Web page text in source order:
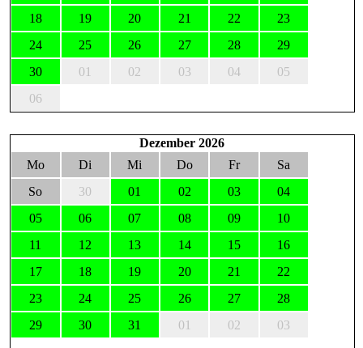
18
19 20 21 22
23
24
25 26 27 28
29
30
01 02 03 04
05
06
Dezember 2026
Mo
Di Mi Do Fr
Sa
So
30 01 02 03
04
05
06 07 08 09
10
11
12 13 14 15
16
17
18 19 20 21
22
23
24 25 26 27
28
29
30 31 01 02 03